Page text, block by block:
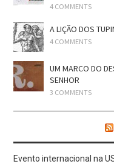
4 COMMENTS
A LIÇÃO DOS
4 COMMENTS
UM MARCO DO
SENHOR
3 COMMENTS
Evento internacional na